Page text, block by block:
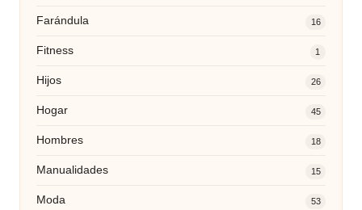
Farándula 16
Fitness 1
Hijos 26
Hogar 45
Hombres 18
Manualidades 15
Moda 53